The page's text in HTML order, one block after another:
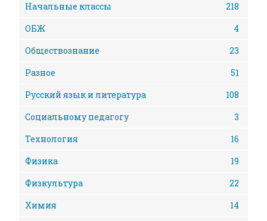
Начальные классы
218
ОБЖ
4
Обществознание
23
Разное
51
Русский язык и литература
108
Социальному педагогу
3
Технология
16
Физика
19
Физкультура
22
Химия
14